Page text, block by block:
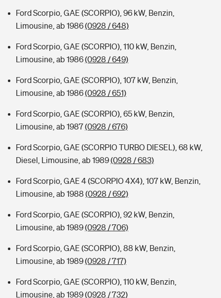
Ford Scorpio, GAE (SCORPIO), 96 kW, Benzin,
Limousine, ab 1986(0928 / 648)
Ford Scorpio, GAE (SCORPIO), 110 kW, Benzin,
Limousine, ab 1986(0928 / 649)
Ford Scorpio, GAE (SCORPIO), 107 kW, Benzin,
Limousine, ab 1986(0928 / 651)
Ford Scorpio, GAE (SCORPIO), 65 kW, Benzin,
Limousine, ab 1987(0928 / 676)
Ford Scorpio, GAE (SCORPIO TURBO DIESEL), 68 kW,
Diesel, Limousine, ab 1989(0928 / 683)
Ford Scorpio, GAE 4 (SCORPIO 4X4), 107 kW, Benzin,
Limousine, ab 1988 (0928 / 692)
Ford Scorpio, GAE (SCORPIO), 92 kW, Benzin,
Limousine, ab 1989(0928 / 706)
Ford Scorpio, GAE (SCORPIO), 88 kW, Benzin,
Limousine, ab 1989(0928 / 717)
Ford Scorpio, GAE (SCORPIO), 110 kW, Benzin,
Limousine, ab 1989(0928 / 732)